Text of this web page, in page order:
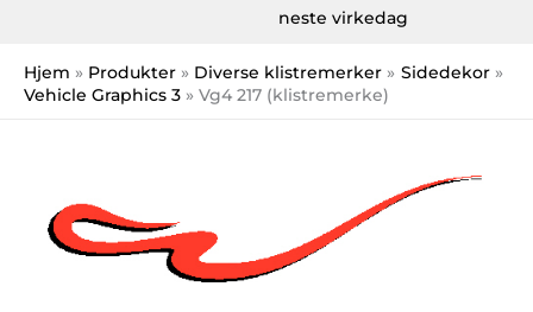
neste virkedag
Hjem Produkter Diverse klistremerker
Sidedekor
Vehicle Graphics 3
Vg4 217 (klistremerke)